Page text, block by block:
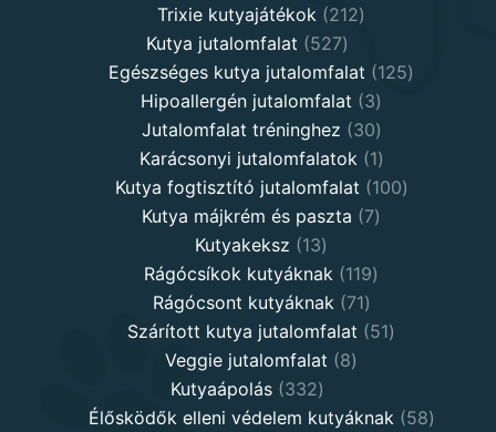
products
Trixie kutyajátékok 212212
Kutya jutalomfalat 527527
products
Egészséges kutya jutalomfalat 125125
Hipoallergén jutalomfalat 33
products
Jutalomfalat tréninghez 3030
products
Karácsonyi jutalomfalatok 11
product
Kutya fogtisztító jutalomfalat 100100
Kutya májkrém és paszta 77
Kutyakeksz 1313
products
Rágócsíkok kutyáknak 119119
Rágócsont kutyáknak 7171
products
Szárított kutya jutalomfalat 5151
Veggie jutalomfalat 88
Kutyaápolás 332332
products
Élősködők elleni védelem kutyáknak 5858